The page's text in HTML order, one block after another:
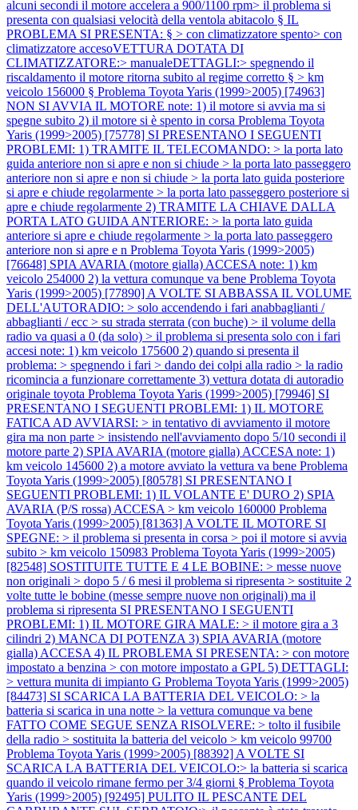
alcuni secondi il motore accelera a 900/1100 rpm> il problema si
presenta con qualsiasi velocità della ventola abitacolo § IL
PROBLEMA SI PRESENTA: § > con climatizzatore spento> con
climatizzatore accesoVETTURA DOTATA DI
CLIMATIZZATORE:> manualeDETTAGLI:> spegnendo il
riscaldamento il motore ritorna subito al regime corretto § > km
veicolo 156000 § Problema Toyota Yaris (1999>2005) [74963]
NON SI AVVIA IL MOTORE note: 1) il motore si avvia ma si
spegne subito 2) il motore si è spento in corsa Problema Toyota
Yaris (1999>2005) [75778] SI PRESENTANO I SEGUENTI
PROBLEMI: 1) TRAMITE IL TELECOMANDO: > la porta lato
guida anteriore non si apre e non si chiude > la porta lato passeggero
anteriore non si apre e non si chiude > la porta lato guida posteriore
si apre e chiude regolarmente > la porta lato passeggero posteriore si
apre e chiude regolarmente 2) TRAMITE LA CHIAVE DALLA
PORTA LATO GUIDA ANTERIORE: > la porta lato guida
anteriore si apre e chiude regolarmente > la porta lato passeggero
anteriore non si apre e n Problema Toyota Yaris (1999>2005)
[76648] SPIA AVARIA (motore gialla) ACCESA note: 1) km
veicolo 254000 2) la vettura comunque va bene Problema Toyota
Yaris (1999>2005) [77890] A VOLTE SI ABBASSA IL VOLUME
DELL'AUTORADIO: > solo accendendo i fari anabbaglianti /
abbaglianti / ecc > su strada sterrata (con buche) > il volume della
radio va quasi a 0 (da solo) > il problema si presenta solo con i fari
accesi note: 1) km veicolo 175600 2) quando si presenta il
problema: > spegnendo i fari > dando dei colpi alla radio > la radio
ricomincia a funzionare correttamente 3) vettura dotata di autoradio
originale toyota Problema Toyota Yaris (1999>2005) [79946] SI
PRESENTANO I SEGUENTI PROBLEMI: 1) IL MOTORE
FATICA AD AVVIARSI: > in tentativo di avviamento il motore
gira ma non parte > insistendo nell'avviamento dopo 5/10 secondi il
motore parte 2) SPIA AVARIA (motore gialla) ACCESA note: 1)
km veicolo 145600 2) a motore avviato la vettura va bene Problema
Toyota Yaris (1999>2005) [80578] SI PRESENTANO I
SEGUENTI PROBLEMI: 1) IL VOLANTE E' DURO 2) SPIA
AVARIA (P/S rossa) ACCESA > km veicolo 160000 Problema
Toyota Yaris (1999>2005) [81363] A VOLTE IL MOTORE SI
SPEGNE: > il problema si presenta in corsa > poi il motore si avvia
subito > km veicolo 150983 Problema Toyota Yaris (1999>2005)
[82548] SOSTITUITE TUTTE E 4 LE BOBINE: > messe nuove
non originali > dopo 5 / 6 mesi il problema si ripresenta > sostituite 2
volte tutte le bobine (messe sempre nuove non originali) ma il
problema si ripresenta SI PRESENTANO I SEGUENTI
PROBLEMI: 1) IL MOTORE GIRA MALE: > il motore gira a 3
cilindri 2) MANCA DI POTENZA 3) SPIA AVARIA (motore
gialla) ACCESA 4) IL PROBLEMA SI PRESENTA: > con motore
impostato a benzina > con motore impostato a GPL 5) DETTAGLI:
> vettura munita di impianto G Problema Toyota Yaris (1999>2005)
[84473] SI SCARICA LA BATTERIA DEL VEICOLO: > la
batteria si scarica in una notte > la vettura comunque va bene
FATTO COME SEGUE SENZA RISOLVERE: > tolto il fusibile
della radio > sostituita la batteria del veicolo > km veicolo 99700
Problema Toyota Yaris (1999>2005) [88392] A VOLTE SI
SCARICA LA BATTERIA DEL VEICOLO:> la batteria si scarica
quando il veicolo rimane fermo per 3/4 giorni § Problema Toyota
Yaris (1999>2005) [92495] PULITO IL PESCANTE DEL